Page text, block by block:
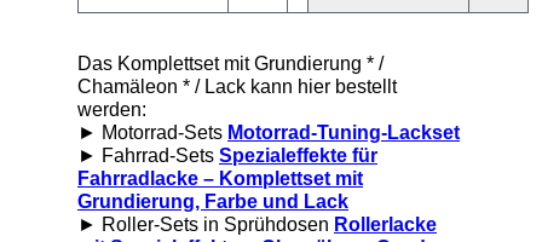
Das Komplettset mit Grundierung * /
Chamäleon * / Lack kann hier bestellt
werden:
► Motorrad-Sets Motorrad-Tuning-Lackset
► Fahrrad-Sets Spezialeffekte für
Fahrradlacke – Komplettset mit
Grundierung, Farbe und Lack
► Roller-Sets in Sprühdosen Rollerlacke